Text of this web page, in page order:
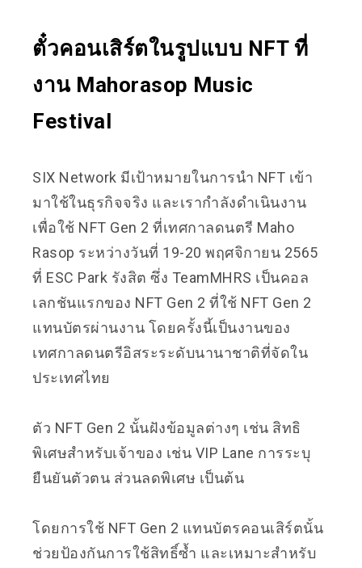
ตั๋วคอนเสิร์ตในรูปแบบ NFT ที่
งาน Mahorasop Music
Festival
SIX Network มีเป้าหมายในการนำ NFT เข้า
มาใช้ในธุรกิจจริง และเรากำลังดำเนินงาน
เพื่อใช้ NFT Gen 2 ที่เทศกาลดนตรี Maho
Rasop ระหว่างวันที่ 19-20 พฤศจิกายน 2565
ที่ ESC Park รังสิต ซึ่ง TeamMHRS เป็นคอล
เลกชันแรกของ NFT Gen 2 ที่ใช้ NFT Gen 2
แทนบัตรผ่านงาน โดยครั้งนี้เป็นงานของ
เทศกาลดนตรีอิสระระดับนานาชาติที่จัดใน
ประเทศไทย
ตัว NFT Gen 2 นั้นฝังข้อมูลต่างๆ เช่น สิทธิ
พิเศษสำหรับเจ้าของ เช่น VIP Lane การระบุ
ยืนยันตัวตน ส่วนลดพิเศษ เป็นต้น
โดยการใช้ NFT Gen 2 แทนบัตรคอนเสิร์ตนั้น
ช่วยป้องกันการใช้สิทธิ์ซ้ำ และเหมาะสำหรับ